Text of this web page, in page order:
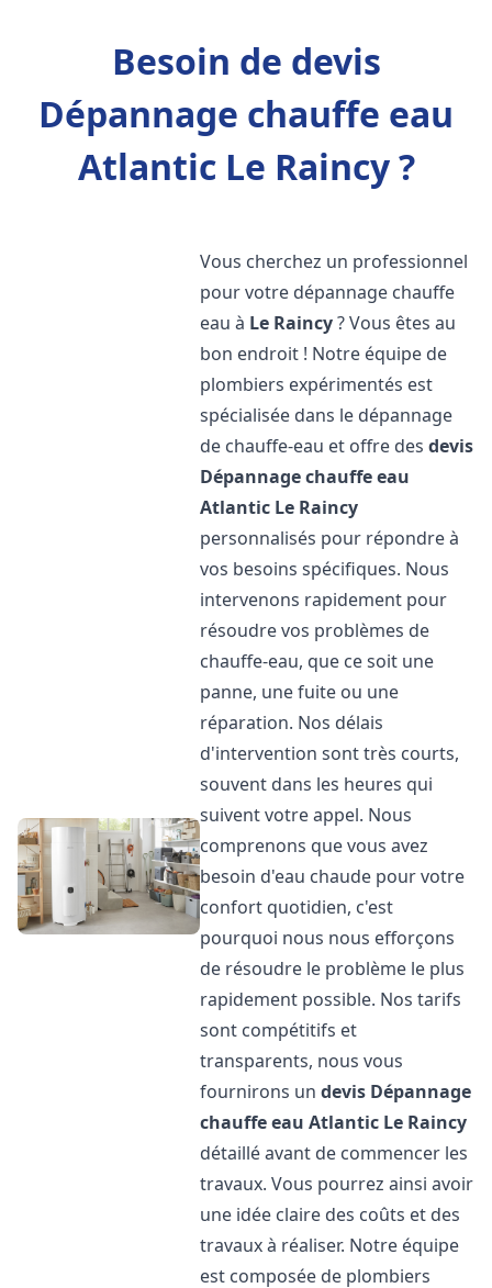
Besoin de devis
Dépannage chauffe eau
Atlantic Le Raincy ?
Vous cherchez un professionnel
pour votre dépannage chauffe
eau à Le Raincy? Vous êtes au
bon endroit ! Notre équipe de
plombiers expérimentés est
spécialisée dans le dépannage
de chauffe-eau et offre desdevis
Dépannage chauffe eau
Atlantic Le Raincy
personnalisés pour répondre à
vos besoins spécifiques. Nous
intervenons rapidement pour
résoudre vos problèmes de
chauffe-eau, que ce soit une
panne, une fuite ou une
réparation. Nos délais
d'intervention sont très courts,
souvent dans les heures qui
suivent votre appel. Nous
comprenons que vous avez
besoin d'eau chaude pour votre
confort quotidien, c'est
pourquoi nous nous efforçons
de résoudre le problème le plus
rapidement possible. Nos tarifs
sont compétitifs et
transparents, nous vous
fournirons undevis Dépannage
chauffe eau Atlantic Le Raincy
détaillé avant de commencer les
travaux. Vous pourrez ainsi avoir
une idée claire des coûts et des
travaux à réaliser. Notre équipe
est composée de plombiers